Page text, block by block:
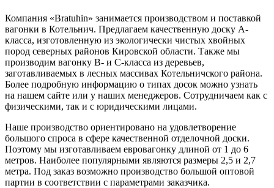
Компания «Bratuhin» занимается производством и поставкой
вагонки в Котельнич. Предлагаем качественную доску А-
класса, изготовленную из экологически чистых хвойных
пород северных районов Кировской области. Также мы
производим вагонку В- и С-класса из деревьев,
заготавливаемых в лесных массивах Котельничского района.
Более подробную информацию о типах досок можно узнать
на нашем сайте или у наших менеджеров. Сотрудничаем как с
физическими, так и с юридическими лицами.
Наше производство ориентировано на удовлетворение
большого спроса в сфере качественной отделочной доски.
Поэтому мы изготавливаем евровагонку длиной от 1 до 6
метров. Наиболее популярными являются размеры 2,5 и 2,7
метра. Под заказ возможно производство большой оптовой
партии в соответствии с параметрами заказчика.